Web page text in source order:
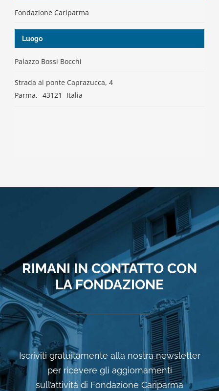
Luogo
Palazzo Bossi Bocchi
Strada al ponte Caprazucca, 4
Parma, 43121 Italia
Fondazione Cariparma
RIMANI IN CONTATTO CON
LA FONDAZIONE
Iscriviti gratuitamente alla nostra newsletter
per ricevere gli aggiornamenti
sull’attività di Fondazione Cariparma